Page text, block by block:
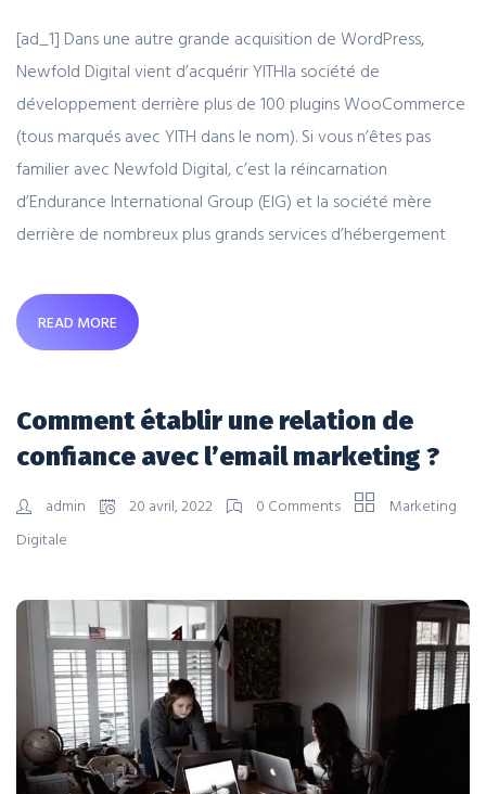
[ad_1] Dans une autre grande acquisition de WordPress,
Newfold Digital vient d’acquérir YITHla société de
développement derrière plus de 100 plugins WooCommerce
(tous marqués avec YITH dans le nom). Si vous n’êtes pas
familier avec Newfold Digital, c’est la réincarnation
d’Endurance International Group (EIG) et la société mère
derrière de nombreux plus grands services d’hébergement
READ MORE
Comment établir une relation de
confiance avec l’email marketing ?
admin 20 avril, 2022 0 Comments
Marketing
Digitale